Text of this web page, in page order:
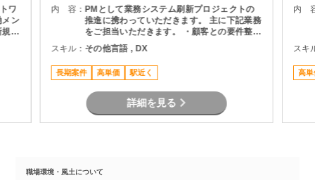
ワ
メン
基
内 容： PMとして業務システム刷新プロジェクトの
推進に携わっていただきます。 主に下記業務
をご担当いただきます。 ・顧客との要件整
理・課題整理 ・プロジェクト計画の策定およ
び進捗管理 ・開発チームとの調整およびマネ
ジメント ・品質、課題、リスク管理 ・関係
者向け資料作成および各種報告 ・要件定義か
スキル： その他言語 , DX
長期案件 高単価 駅近く
詳細を見る
内
スキ
高単
職場環境・風土について